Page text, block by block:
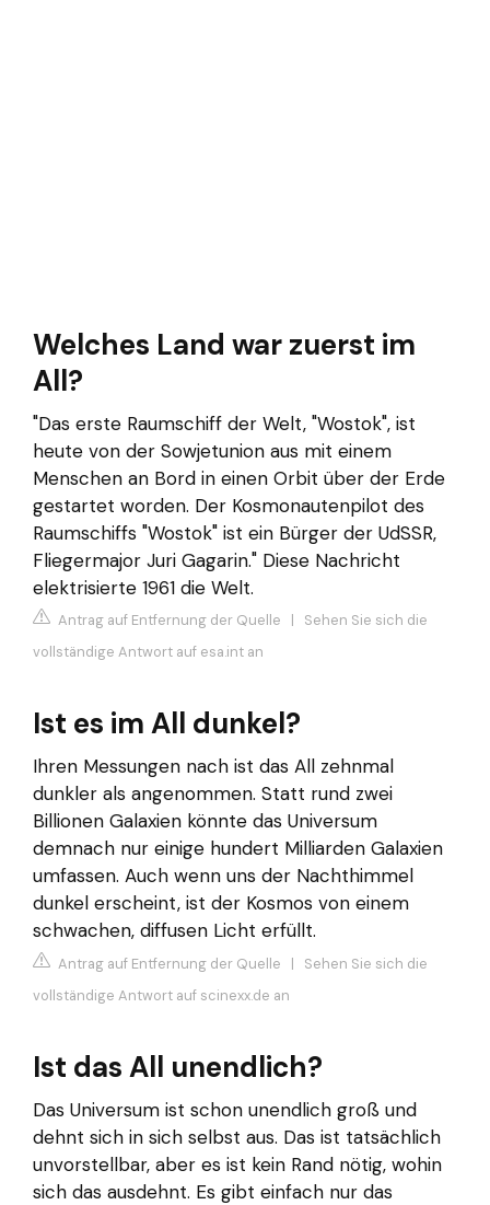
Welches Land war zuerst im
All?
"Das erste Raumschiff der Welt, "Wostok", ist
heute von der Sowjetunion aus mit einem
Menschen an Bord in einen Orbit über der Erde
gestartet worden. Der Kosmonautenpilot des
Raumschiffs "Wostok" ist ein Bürger der UdSSR,
Fliegermajor Juri Gagarin." Diese Nachricht
elektrisierte 1961 die Welt.
Antrag auf Entfernung der Quelle | Sehen Sie sich die
vollständige Antwort auf esa.int an
Ist es im All dunkel?
Ihren Messungen nach ist das All zehnmal
dunkler als angenommen. Statt rund zwei
Billionen Galaxien könnte das Universum
demnach nur einige hundert Milliarden Galaxien
umfassen. Auch wenn uns der Nachthimmel
dunkel erscheint, ist der Kosmos von einem
schwachen, diffusen Licht erfüllt.
Antrag auf Entfernung der Quelle | Sehen Sie sich die
vollständige Antwort auf scinexx.de an
Ist das All unendlich?
Das Universum ist schon unendlich groß und
dehnt sich in sich selbst aus. Das ist tatsächlich
unvorstellbar, aber es ist kein Rand nötig, wohin
sich das ausdehnt. Es gibt einfach nur das